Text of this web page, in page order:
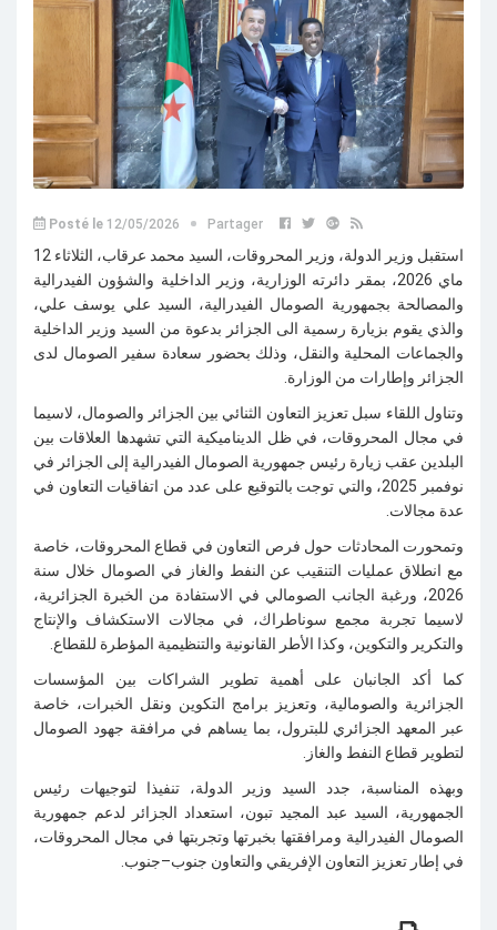
Posté le12/05/2026 Partager
استقبل وزير الدولة، وزير المحروقات، السيد محمد عرقاب، الثلاثاء 12
ماي 2026، بمقر دائرته الوزارية، وزير الداخلية والشؤون الفيدرالية
والمصالحة بجمهورية الصومال الفيدرالية، السيد علي يوسف علي،
والذي يقوم بزيارة رسمية الى الجزائر بدعوة من السيد وزير الداخلية
والجماعات المحلية والنقل، وذلك بحضور سعادة سفير الصومال لدى
الجزائر وإطارات من الوزارة
وتناول اللقاء سبل تعزيز التعاون الثنائي بين الجزائر والصومال، لاسيما
في مجال المحروقات، في ظل الديناميكية التي تشهدها العلاقات بين
البلدين عقب زيارة رئيس جمهورية الصومال الفيدرالية إلى الجزائر في
نوفمبر 2025، والتي توجت بالتوقيع على عدد من اتفاقيات التعاون في
عدة مجالات
وتمحورت المحادثات حول فرص التعاون في قطاع المحروقات، خاصة
مع انطلاق عمليات التنقيب عن النفط والغاز في الصومال خلال سنة
2026، ورغبة الجانب الصومالي في الاستفادة من الخبرة الجزائرية،
لاسيما تجربة مجمع سوناطراك، في مجالات الاستكشاف والإنتاج
والتكرير والتكوين، وكذا الأطر القانونية والتنظيمية المؤطرة للقطاع
كما أكد الجانبان على أهمية تطوير الشراكات بين المؤسسات
الجزائرية والصومالية، وتعزيز برامج التكوين ونقل الخبرات، خاصة
عبر المعهد الجزائري للبترول، بما يساهم في مرافقة جهود الصومال
لتطوير قطاع النفط والغاز
وبهذه المناسبة، جدد السيد وزير الدولة، تنفيذا لتوجيهات رئيس
الجمهورية، السيد عبد المجيد تبون، استعداد الجزائر لدعم جمهورية
الصومال الفيدرالية ومرافقتها بخبرتها وتجربتها في مجال المحروقات،
في إطار تعزيز التعاون الإفريقي والتعاون جنوب–جنوب